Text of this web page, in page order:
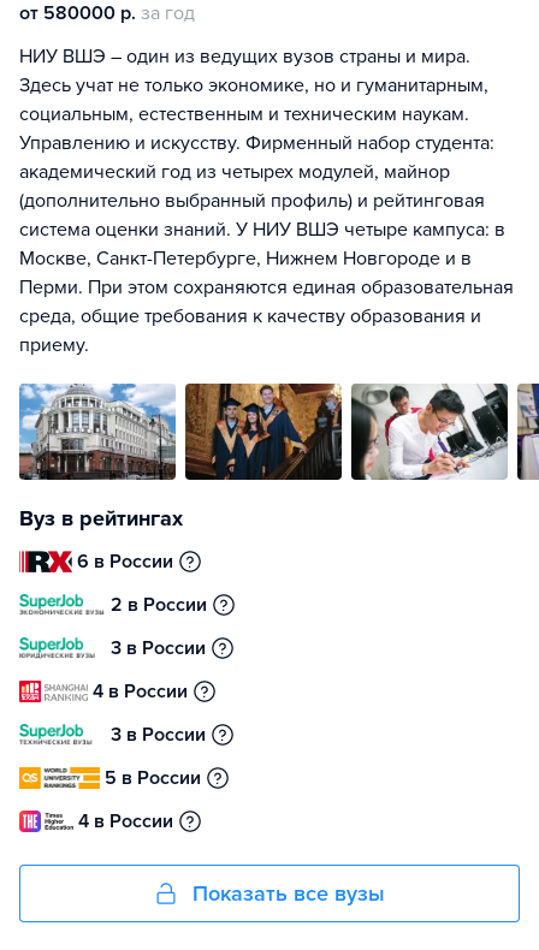
от 580000 р. за год
НИУ ВШЭ – один из ведущих вузов страны и мира.
Здесь учат не только экономике, но и гуманитарным,
социальным, естественным и техническим наукам.
Управлению и искусству. Фирменный набор студента:
академический год из четырех модулей, майнор
(дополнительно выбранный профиль) и рейтинговая
система оценки знаний. У НИУ ВШЭ четыре кампуса: в
Москве, Санкт-Петербурге, Нижнем Новгороде и в
Перми. При этом сохраняются единая образовательная
среда, общие требования к качеству образования и
приему.
Вуз в рейтингах
6 в России
2 в России
3 в России
4 в России
3 в России
5 в России
4 в России
Показать все вузы